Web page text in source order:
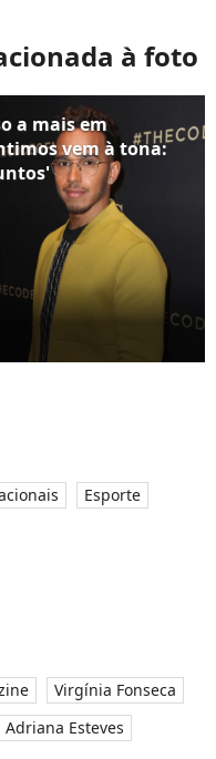
à foto
a mais em
vem à tona:
Esporte
Virgínia Fonseca
Adriana Esteves